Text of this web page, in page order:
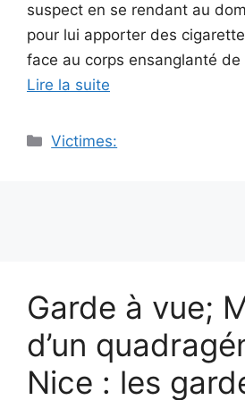
suspect en se rendant au
pour lui apporter des
face au corps ensanglanté
Lire la suite
Catégories
Victimes:
Garde à vue;
d’un
Nice : les